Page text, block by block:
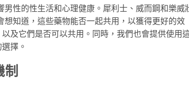
性的性生活和心理健康。犀利士、威而鋼和樂威
知道，這些藥物能否一起共用，以獲得更好的效
及它們是否可以共用。同時，我們也會提供使用
擇。